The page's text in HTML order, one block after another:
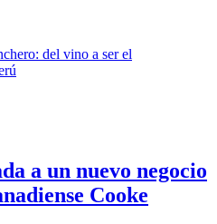
a un nuevo negocio
Cooke